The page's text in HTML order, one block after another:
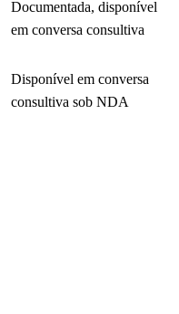
Documentada, disponível
em conversa consultiva
Disponível em conversa
consultiva sob NDA